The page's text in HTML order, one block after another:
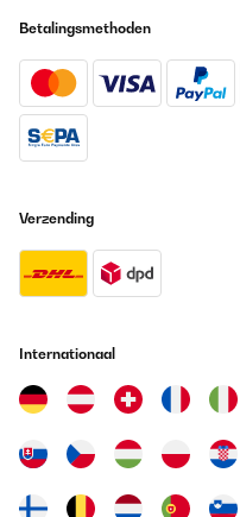
Betalingsmethoden
Verzending
Internationaal